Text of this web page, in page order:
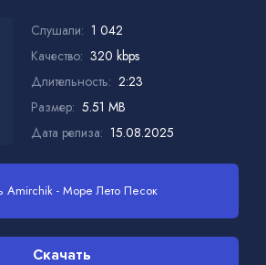
Слушали: 1 042
Качество: 320 kbps
Длительность: 2:23
Размер: 5.51 MB
Дата релиза: 15.08.2025
Amirchik - Море Лето Песок
Скачать